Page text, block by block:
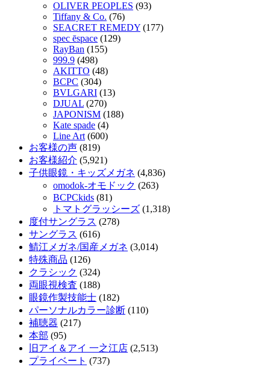
OLIVER PEOPLES (93)
Tiffany & Co. (76)
SEACRET REMEDY (177)
spec ēspace (129)
RayBan (155)
999.9 (498)
AKITTO (48)
BCPC (304)
BVLGARI (13)
DJUAL (270)
JAPONISM (188)
Kate spade (4)
Line Art (600)
お客様の声 (819)
お客様紹介 (5,921)
子供眼鏡・キッズメガネ (4,836)
omodok-オモドック (263)
BCPCkids (81)
トマトグラッシーズ (1,318)
度付サングラス (278)
サングラス (616)
鯖江メガネ/国産メガネ (3,014)
特殊商品 (126)
クラシック (324)
両眼視検査 (188)
眼鏡作製技能士 (182)
パーソナルカラー診断 (110)
補聴器 (217)
本部 (95)
旧アイ＆アイ 一之江店 (2,513)
プライベート (737)